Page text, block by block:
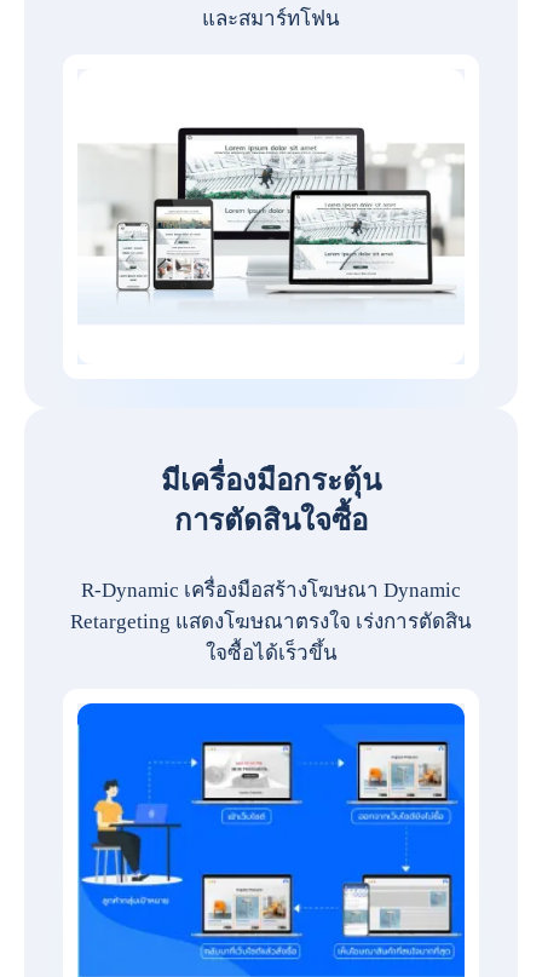
และสมาร์ทโฟน
มีเครื่องมือกระตุ้น
การตัดสินใจซื้อ
R-Dynamic เครื่องมือสร้างโฆษณา Dynamic
Retargeting แสดงโฆษณาตรงใจ เร่งการตัดสิน
ใจซื้อได้เร็วขึ้น